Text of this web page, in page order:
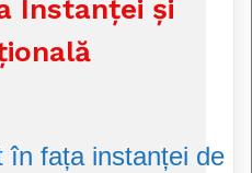
Instanței și
în fața instanței de